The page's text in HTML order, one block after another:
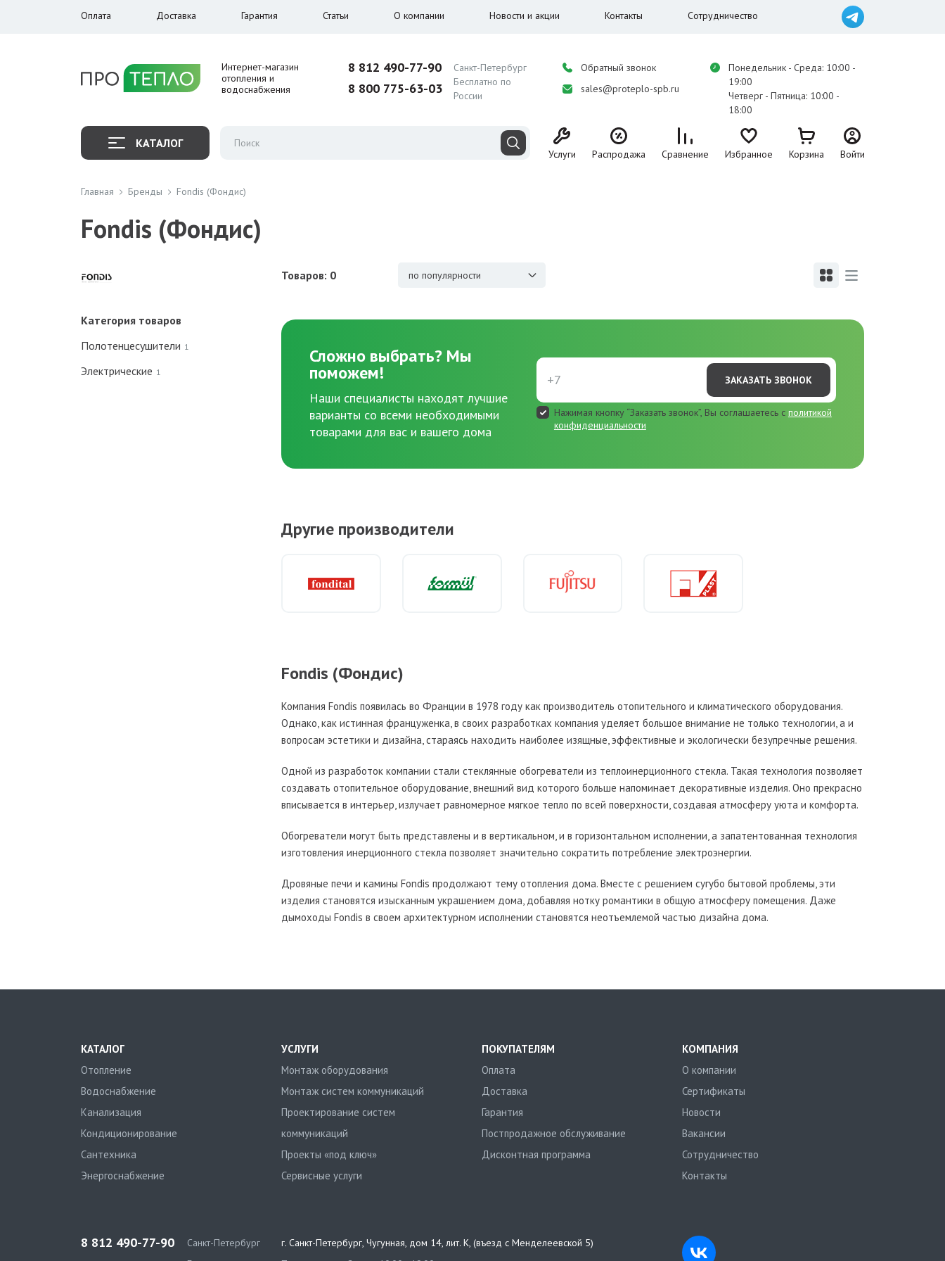
Оплата Доставка Гарантия Статьи О компании Новости и акции Контакты Сотрудничество
Интернет-магазин
отопления и
водоснабжения
8 812 490-77-90 Санкт-Петербург
8 800 775-63-03
Бесплатно по
России
Обратный звонок
sales@proteplo-spb.ru
Понедельник - Среда: 10:00 -
19:00
Четверг - Пятница: 10:00 -
18:00
КАТАЛОГ
Услуги Распродажа Сравнение Избранное Корзина Войти
Главная Бренды Fondis (Фондис)
Fondis (Фондис)
Категория товаров
Полотенцесушители 1
Электрические 1
Товаров: 0 по популярности
Сложно выбрать? Мы
поможем!
Наши специалисты находят лучшие
варианты со всеми необходимыми
товарами для вас и вашего дома
ЗАКАЗАТЬ ЗВОНОК
Нажимая кнопку “Заказать звонок”, Вы соглашаетесь с политикой
конфиденциальности
Другие производители
Fondis (Фондис)
Компания Fondis появилась во Франции в 1978 году как производитель отопительного и климатического оборудования.
Однако, как истинная француженка, в своих разработках компания уделяет большое внимание не только технологии, а и
вопросам эстетики и дизайна, стараясь находить наиболее изящные, эффективные и экологически безупречные решения.
Одной из разработок компании стали стеклянные обогреватели из теплоинерционного стекла. Такая технология позволяет
создавать отопительное оборудование, внешний вид которого больше напоминает декоративные изделия. Оно прекрасно
вписывается в интерьер, излучает равномерное мягкое тепло по всей поверхности, создавая атмосферу уюта и комфорта.
Обогреватели могут быть представлены и в вертикальном, и в горизонтальном исполнении, а запатентованная технология
изготовления инерционного стекла позволяет значительно сократить потребление электроэнергии.
Дровяные печи и камины Fondis продолжают тему отопления дома. Вместе с решением сугубо бытовой проблемы, эти
изделия становятся изысканным украшением дома, добавляя нотку романтики в общую атмосферу помещения. Даже
дымоходы Fondis в своем архитектурном исполнении становятся неотъемлемой частью дизайна дома.
КАТАЛОГ
Отопление
Водоснабжение
Канализация
Кондиционирование
Сантехника
Энергоснабжение
УСЛУГИ
Монтаж оборудования
Монтаж систем коммуникаций
Проектирование систем
коммуникаций
Проекты «под ключ»
Сервисные услуги
ПОКУПАТЕЛЯМ
Оплата
Доставка
Гарантия
Постпродажное обслуживание
Дисконтная программа
КОМПАНИЯ
О компании
Сертификаты
Новости
Вакансии
Сотрудничество
Контакты
8 812 490-77-90
Санкт-Петербург
г. Санкт-Петербург, Чугунная, дом 14, лит. К, (въезд с Менделеевской 5)